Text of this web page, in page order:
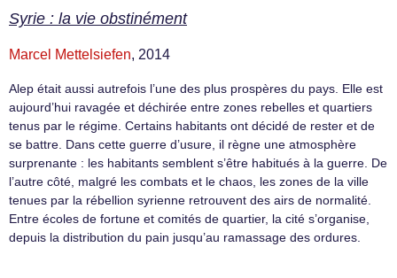
Syrie : la vie obstinément
Marcel Mettelsiefen, 2014
Alep était aussi autrefois l’une des plus prospères du pays. Elle est
aujourd’hui ravagée et déchirée entre zones rebelles et quartiers
tenus par le régime. Certains habitants ont décidé de rester et de
se battre. Dans cette guerre d’usure, il règne une atmosphère
surprenante : les habitants semblent s’être habitués à la guerre. De
l’autre côté, malgré les combats et le chaos, les zones de la ville
tenues par la rébellion syrienne retrouvent des airs de normalité.
Entre écoles de fortune et comités de quartier, la cité s’organise,
depuis la distribution du pain jusqu’au ramassage des ordures.